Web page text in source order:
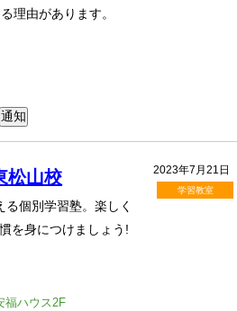
理由があります。
2023年7月21日
学習教室
松山校
個別学習塾。楽しく
を身につけましょう!
福ハウス2F